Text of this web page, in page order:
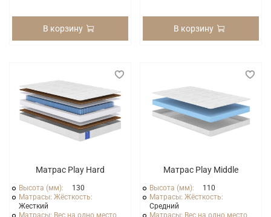
В корзину В корзину
Матрас Play Hard
Высота (мм):
130
Матрасы: Жёсткость:
Жесткий
Матрасы: Вес на одно место
Матрас Play Middle
Высота (мм):
110
Матрасы: Жёсткость:
Средний
Матрасы: Вес на одно место